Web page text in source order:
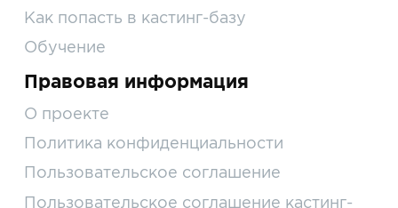
Как попасть в кастинг-базу
Обучение
Правовая информация
О проекте
Политика конфиденциальности
Пользовательское соглашение
Пользовательское соглашение кастинг-